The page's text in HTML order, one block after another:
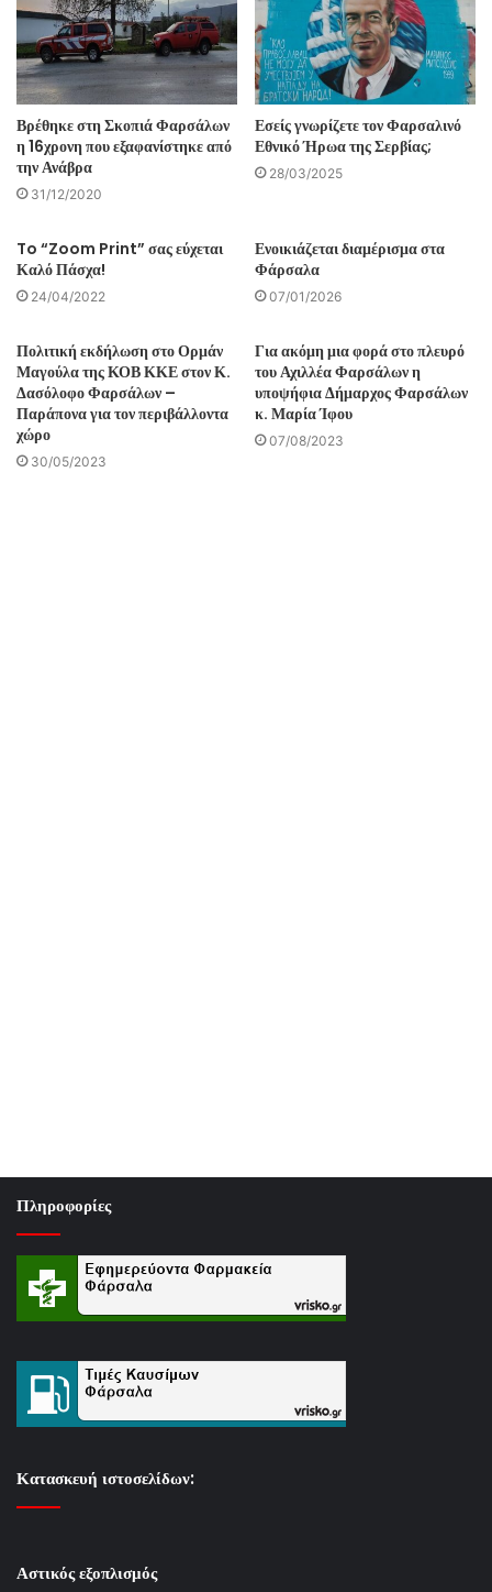
Βρέθηκε στη Σκοπιά Φαρσάλων
η 16χρονη που εξαφανίστηκε από
την Ανάβρα
31/12/2020
Εσείς γνωρίζετε τον Φαρσαλινό
Εθνικό Ήρωα της Σερβίας;
28/03/2025
To “Zoom Print” σας εύχεται
Καλό Πάσχα!
24/04/2022
Ενοικιάζεται διαμέρισμα στα
Φάρσαλα
07/01/2026
Πολιτική εκδήλωση στο Ορμάν
Μαγούλα της ΚΟΒ ΚΚΕ στον Κ.
Δασόλοφο Φαρσάλων –
Παράπονα για τον περιβάλλοντα
χώρο
30/05/2023
Για ακόμη μια φορά στο πλευρό
του Αχιλλέα Φαρσάλων η
υποψήφια Δήμαρχος Φαρσάλων
κ. Μαρία Ίφου
07/08/2023
Πληροφορίες
Κατασκευή ιστοσελίδων:
Αστικός εξοπλισμός